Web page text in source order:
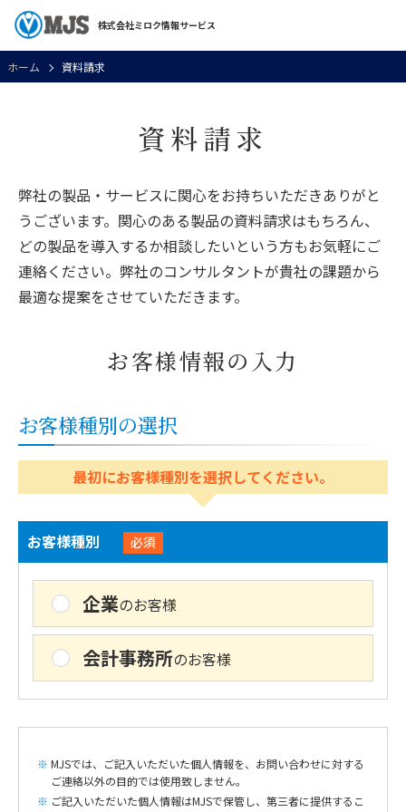
株式会社ミロク情報サービス
ホーム 資料請求
資料請求
弊社の製品・サービスに関心をお持ちいただきありがと
うございます。関心のある製品の資料請求はもちろん、
どの製品を導入するか相談したいという方もお気軽にご
連絡ください。弊社のコンサルタントが貴社の課題から
最適な提案をさせていただきます。
お客様情報の入力
お客様種別の選択
最初にお客様種別を選択してください。
お客様種別 必須
企業のお客様
会計事務所のお客様
MJSでは、ご記入いただいた個人情報を、お問い合わせに対する
ご連絡以外の目的では使用致しません。
ご記入いただいた個人情報はMJSで保管し、第三者に提供するこ